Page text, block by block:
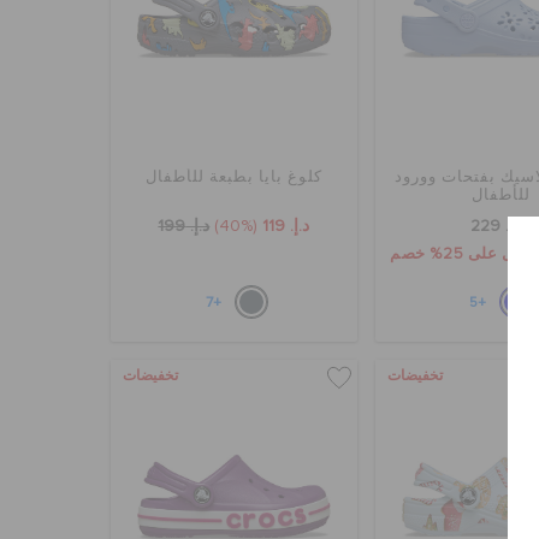
بفتحات وورود
للأطفال
د.إ. 229
+5
كلوغ بايا بطبعة للأطفال
د.إ. 119 (40%) د.إ. 199
+7
تخفيضات تخفيضات